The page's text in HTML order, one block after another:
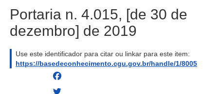
Portaria n. 4.015, [de 30 de
dezembro] de 2019
Use este identificador para citar ou linkar para este item:
https://basedeconhecimento.cgu.gov.br/handle/1/8005